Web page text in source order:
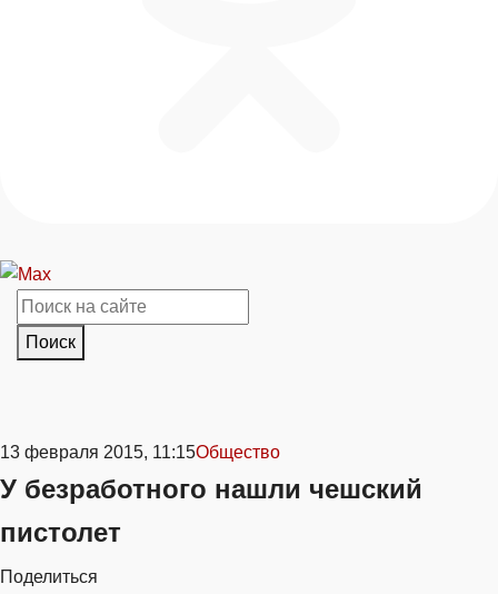
Поиск
13 февраля 2015, 11:15Общество
У безработного нашли чешский
пистолет
Поделиться